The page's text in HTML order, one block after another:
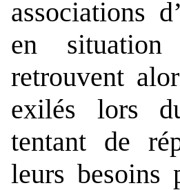
associations
en
retrouvent
exilés lors
tentant de
leurs besoins